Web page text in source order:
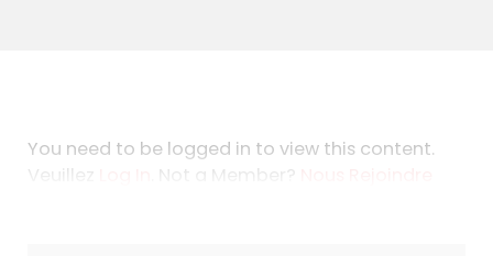
You need to be logged in to view this content.
Veuillez
. Not a Member?